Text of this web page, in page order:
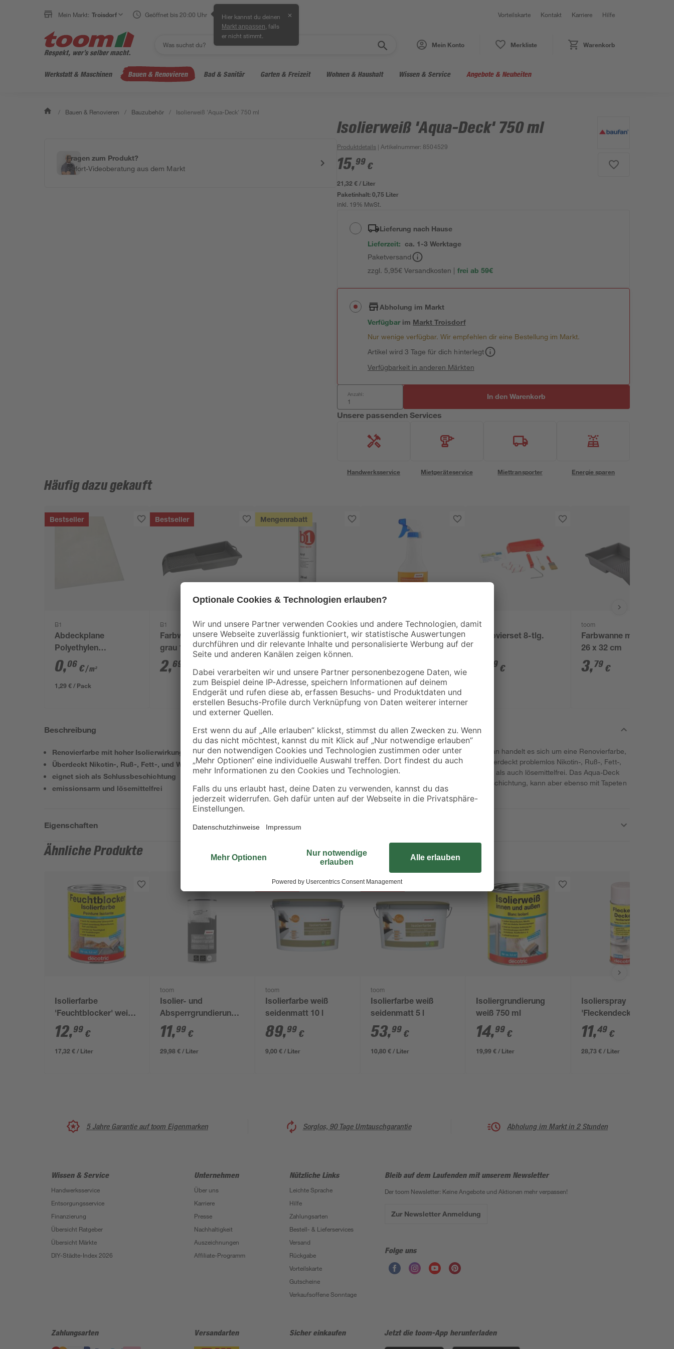
Mein Markt: Troisdorf Geöffnet bis 20:00 Uhr Hier kannst du deinen
Markt anpassen , falls
er nicht stimmt.
✕ Vorteilskarte Kontakt Karriere Hilfe
Mein Konto Merkliste Warenkorb
Werkstatt & Maschinen Bauen & Renovieren Bad & Sanitär Garten & Freizeit Wohnen & Haushalt Wissen & Service Angebote & Neuheiten
/ Bauen & Renovieren / Bauzubehör / Isolierweiß 'Aqua-Deck' 750 ml
Fragen zum Produkt?
Sofort-Videoberatung aus dem Markt
Isolierweiß 'Aqua-Deck' 750 ml
Produktdetails | Artikelnummer: 8504529
15,99 €
21,32 € / Liter
Paketinhalt:0,75 Liter
inkl. 19% MwSt.
Lieferung nach Hause
Lieferzeit: ca. 1-3 Werktage
Paketversand
zzgl. 5,95€ Versandkosten | frei ab 59€
Abholung im Markt
Verfügbar im MarktTroisdorf
Nur wenige verfügbar. Wir empfehlen dir eine Bestellung im Markt.
Artikel wird 3 Tage für dich hinterlegt
Verfügbarkeit in anderen Märkten
Anzahl: In den Warenkorb
Unsere passenden Services
Handwerksservice Mietgeräteservice Miettransporter Energie sparen
Häufig dazu gekauft
Bestseller
B1
Abdeckplane
Polyethylen
transparent 4 x 5 m
0,06 €/ m²
1,29 € / Pack
Bestseller
B1
Farbwanne Kunststoff
grau 15 x 32 cm
2,69
Mengenrabatt
B1
Acryl weiß 280 ml
1, €
7,11 € / Liter
toom
Schimmelentferner
0,5 l
9, €
18,38 € / Liter
B1
Renovierset 8-tlg.
79 €
toom
Farbwanne mit Skala
26 x 32 cm
3,79 €
Beschreibung
Renovierfarbe mit hoher Isolierwirkung
Überdeckt Nikotin-, Ruß-, Fett-, und Wasserflecken
eignet sich als Schlussbeschichtung
emissionsarm und lösemittelfrei
Bei dem Aqua-Deck Isolierweiß der Marke Baufan handelt es sich um eine Renovierfarbe,
die über eine hohe Isolierwirkung verfügt. Sie überdeckt problemlos Nikotin-, Ruß-, Fett-,
und Wasserflecken und ist sowohl emissionsarm als auch lösemittelfrei. Das Aqua-Deck
Isolierweiß eignet sich zwar ideal als Schlussbeschichtung, kann aber ebenso mit Tapeten
und Dispersionsfarben überarbeitet werden.
Eigenschaften
Ähnliche Produkte
Isolierfarbe
'Feuchtblocker' weiß
750 ml
12,99 €
17,32 € / Liter
toom
Isolier- und
Absperrgrundierung
weiß seidenmatt 400
ml
11,99 €
29,98 € / Liter
Bestseller
toom
Isolierfarbe weiß
seidenmatt 10 l
89,99 €
9,00 € / Liter
Bestseller
toom
Isolierfarbe weiß
seidenmatt 5 l
53,99 €
10,80 € / Liter
Isoliergrundierung
weiß 750 ml
14,99 €
19,99 € / Liter
Isolierspray
'Fleckendecker' weiß
400 ml
11,49 €
28,73 € / Liter
5 Jahre Garantie auf toom Eigenmarken Sorglos, 90 Tage Umtauschgarantie Abholung im Markt in 2 Stunden
Wissen & Service
Handwerksservice
Entsorgungsservice
Finanzierung
Übersicht Ratgeber
Übersicht Märkte
DIY-Städte-Index 2026
Unternehmen
Über uns
Karriere
Presse
Nachhaltigkeit
Auszeichnungen
Affiliate-Programm
Nützliche Links
Leichte Sprache
Hilfe
Zahlungsarten
Bestell- & Lieferservices
Versand
Rückgabe
Vorteilskarte
Gutscheine
Verkaufsoffene Sonntage
Bleib auf dem Laufenden mit unserem Newsletter
Der toom Newsletter: Keine Angebote und Aktionen mehr verpassen!
Zur Newsletter Anmeldung
Folge uns
Zahlungsarten Versandarten Sicher einkaufen Jetzt die toom-App herunterladen